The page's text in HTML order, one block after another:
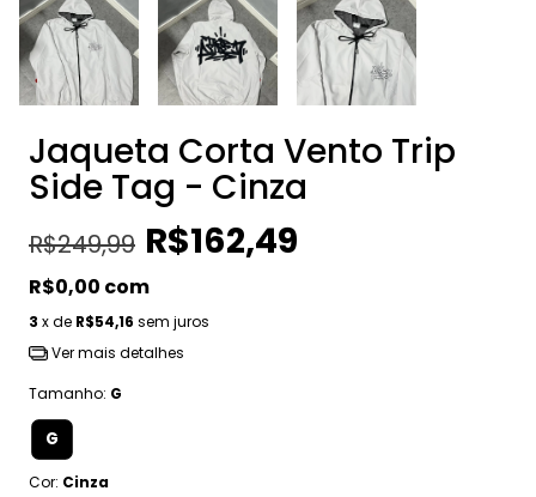
Jaqueta Corta Vento Trip
Side Tag - Cinza
R$249,99 R$162,49
R$0,00 com
3 x de R$54,16 sem juros
Ver mais detalhes
Tamanho: G
G
Cor: Cinza